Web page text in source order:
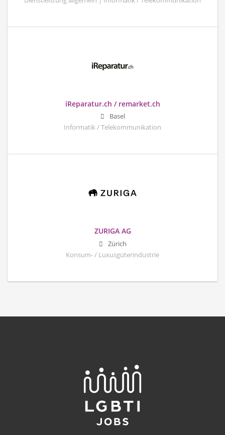
iReparatur.ch / remarket.ch
Basel
Informatik / Telekommunikation
ZURIGA AG
Zürich
Konsum- / Luxusgüterindustrie